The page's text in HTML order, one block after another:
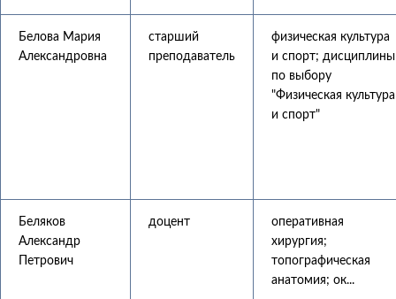
Белова Мария
Александровна
старший
преподаватель
физическая культура
и спорт; дисциплины
по выбору
"Физическая культура
и спорт"
Беляков
Александр
Петрович
доцент
оперативная
хирургия;
топографическая
анатомия; ок...